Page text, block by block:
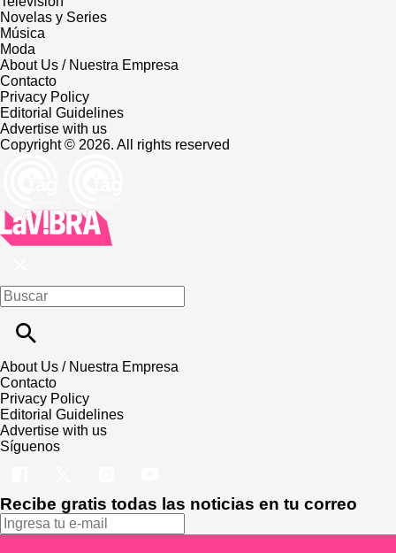
Novelas y Series
Música
Moda
About Us / Nuestra Empresa
Contacto
Privacy Policy
Editorial Guidelines
Advertise with us
Copyright © 2026. All rights reserved
About Us / Nuestra Empresa
Contacto
Privacy Policy
Editorial Guidelines
Advertise with us
Síguenos
Recibe gratis todas las noticias en tu correo